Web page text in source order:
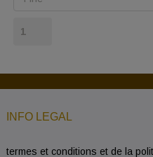
INFO LEGAL
termes et conditions et de la